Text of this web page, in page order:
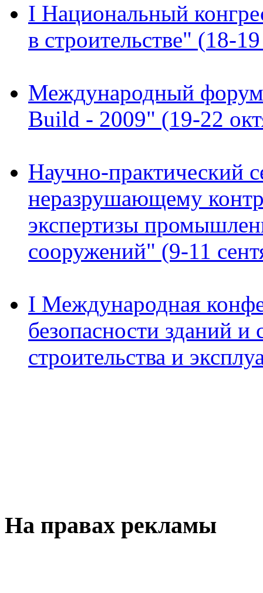
I Национальный
в строительстве" (18-
Международный форум
Build - 2009" (19-22
Научно-практический
неразрушающему
экспертизы
сооружений" (9-11
I Международная
безопасности зданий
строительства и
На правах рекламы